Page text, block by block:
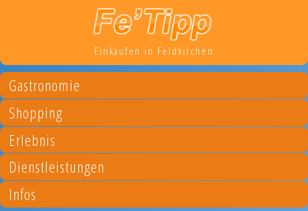
Einkaufen in Feldkirchen
Gastronomie
Shopping
Erlebnis
Dienstleistungen
Infos